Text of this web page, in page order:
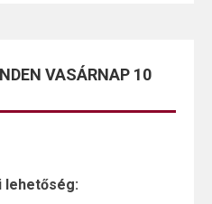
VASÁRNAP 10
lehetőség: